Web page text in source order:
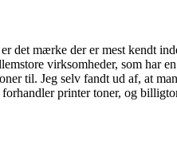
det mærke der er mest kendt
virksomheder, som har
til. Jeg selv fandt ud af, at
printer toner, og